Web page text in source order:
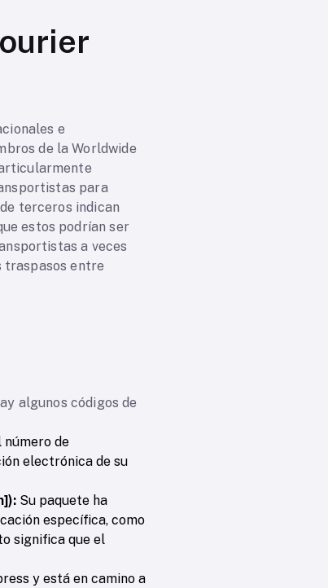
e
de la Worldwide
para
terceros indican
estos podrían ser
a veces
traspasos entre
algunos códigos de
número de
electrónica de su
Su paquete ha
específica, como
significa que el
y está en camino a